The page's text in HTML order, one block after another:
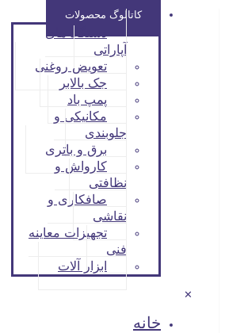
کاتالوگ محصولات
دستگاه های
آپاراتی
تعویض روغنی
جک بالابر
پمپ باد
مکانیکی و
جلوبندی
برق و باتری
کارواش و
نظافتی
صافکاری و
نقاشی
تجهیزات معاینه
فنی
ابزار آلات
✕
خانه